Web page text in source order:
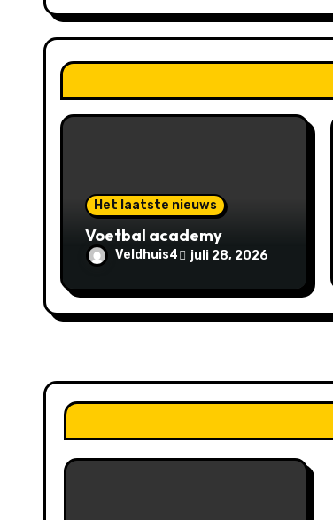
a
v
i
g
e
Het laatste nieuws
Voetbal academy
Veldhuis4 juli 28, 2026